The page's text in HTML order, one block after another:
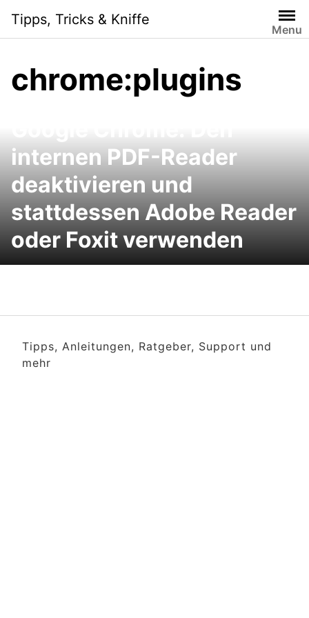
content
Tipps, Tricks & Kniffe
Menu
chrome:plugins
internen PDF-Reader
deaktivieren und
stattdessen Adobe Reader
oder Foxit verwenden
Tipps, Anleitungen, Ratgeber, Support und
mehr